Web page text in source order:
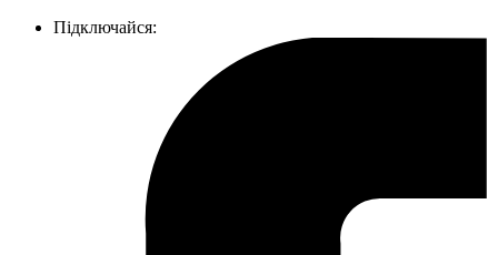
Підключайся: